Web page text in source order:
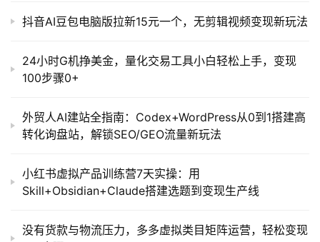
抖音AI豆包电脑版拉新15元一个，无剪辑视频变现新玩法
24小时G机挣美金，量化交易工具小白轻松上手，变现
100步骤0+
外贸人AI建站全指南：Codex+WordPress从0到1搭建高
转化询盘站，解锁SEO/GEO流量新玩法
小红书虚拟产品训练营7天实操：用
Skill+Obsidian+Claude搭建选题到变现生产线
没有货款与物流压力，多多虚拟类目矩阵运营，轻松变现